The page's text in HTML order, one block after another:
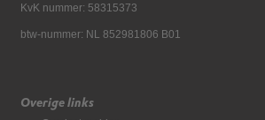
KvK nummer: 58315373
btw-nummer: NL 852981806 B01
Overige links